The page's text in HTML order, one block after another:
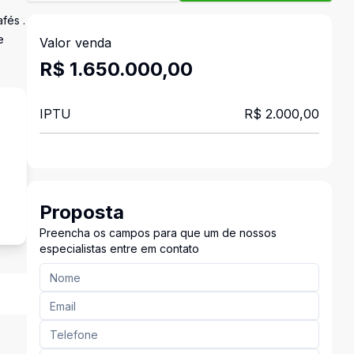
.
Valor venda
R$ 1.650.000,00
IPTU R$ 2.000,00
Proposta
Preencha os campos para que um de nossos
especialistas entre em contato